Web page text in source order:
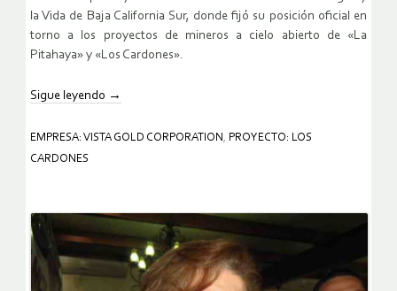
la Vida de Baja California Sur, donde fijó su posición oficial en
torno a los proyectos de mineros a cielo abierto de «La
Pitahaya» y «Los Cardones».
Sigue leyendo →
EMPRESA: VISTA GOLD CORPORATION , PROYECTO: LOS
CARDONES